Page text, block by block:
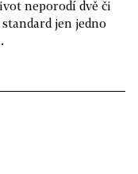
neporodí dvě či
jen jedno